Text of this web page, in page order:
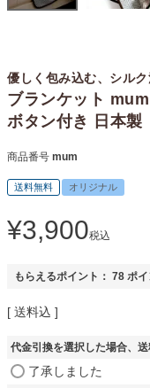
優しく包み込む、シル
ブランケット
ボタン付き 日本製
商品番号 mum
送料無料 オリジナル
¥3,900税込
もらえるポイント： 78 ポイ
送料込
代金引換を選択した場合、
了承しました